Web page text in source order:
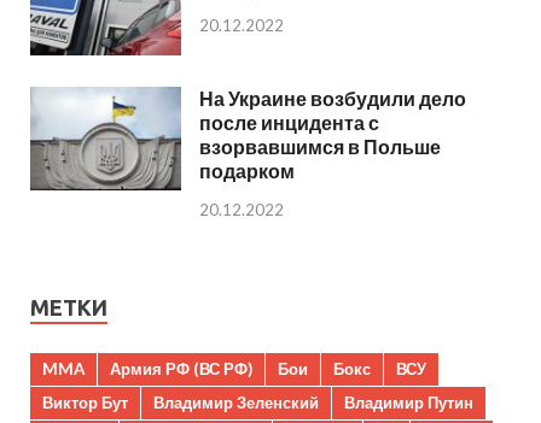
20.12.2022
На Украине возбудили дело
после инцидента с
взорвавшимся в Польше
подарком
20.12.2022
МЕТКИ
MMA Армия РФ (ВС РФ) Бои Бокс
ВСУ
Виктор Бут
Владимир Зеленский
Владимир Путин